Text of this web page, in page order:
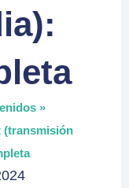
»
(transmisión